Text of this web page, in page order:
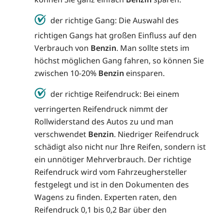
der richtige Gang: Die Auswahl des
richtigen Gangs hat großen Einfluss auf den
Verbrauch von Benzin. Man sollte stets im
höchst möglichen Gang fahren, so können Sie
zwischen 10-20% Benzin einsparen.
der richtige Reifendruck: Bei einem
verringerten Reifendruck nimmt der
Rollwiderstand des Autos zu und man
verschwendet Benzin. Niedriger Reifendruck
schädigt also nicht nur Ihre Reifen, sondern ist
ein unnötiger Mehrverbrauch. Der richtige
Reifendruck wird vom Fahrzeughersteller
festgelegt und ist in den Dokumenten des
Wagens zu finden. Experten raten, den
Reifendruck 0,1 bis 0,2 Bar über den